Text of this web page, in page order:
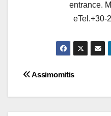
entrance.
eTel.+30-
Πλοήγηση
άρθρων
Assimomitis